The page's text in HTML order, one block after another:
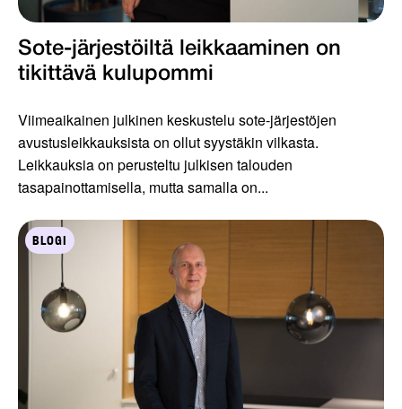
Sote-järjestöiltä leikkaaminen on
tikittävä kulupommi
Viimeaikainen julkinen keskustelu sote-järjestöjen
avustusleikkauksista on ollut syystäkin vilkasta.
Leikkauksia on perusteltu julkisen talouden
tasapainottamisella, mutta samalla on...
BLOGI